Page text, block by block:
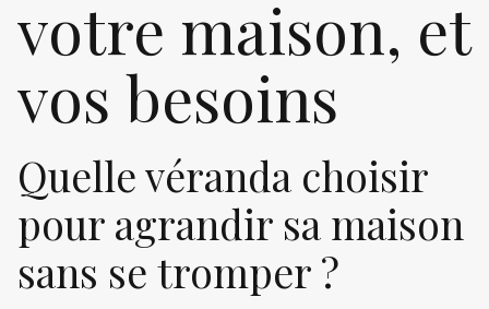
votre maison, et
vos besoins
Quelle véranda choisir
pour agrandir sa maison
sans se tromper ?